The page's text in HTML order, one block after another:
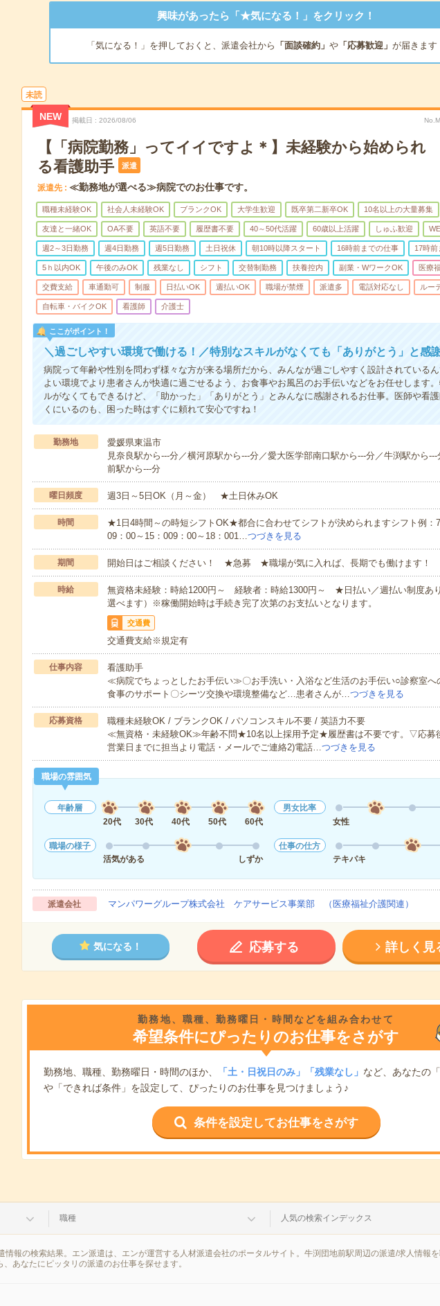
興味があったら「★気になる！」をクリック！
「気になる！」を押しておくと、派遣会社から 「面談確約」 や「応募歓迎」 が届きます
未読
NEW 掲載日 2026/08/06
【「病院勤務」ってイイですよ＊】未経験から始められ
る看護助手
派遣
派遣先 ≪勤務地が選べる≫病院でのお仕事です。
職種未経験OK 社会人未経験OK ブランクOK 大学生歓迎 既卒第二新卒OK 10名以上の大量募集
友達と一緒OK OA不要 英語不要 履歴書不要 40～50代活躍 60歳以上活躍 しゅふ歓迎
週2～3日勤務 週4日勤務 週5日勤務 土日祝休 朝10時以降スタート 16時前までの仕事 17時前
5ｈ以内OK 午後のみOK 残業なし シフト 交替制勤務 扶養控内 副業・WワークOK 医療
交費支給 車通勤可 制服 日払いOK 週払いOK 職場が禁煙 派遣多 電話対応なし ルー
自転車・バイクOK 看護師 介護士
ここがポイント！
＼過ごしやすい環境で働ける！／特別なスキルがなくても「ありがとう」と感
病院って年齢や性別を問わず様々な方が来る場所だから、みんなが過ごしやすく設計されている
よい環境でより患者さんが快適に過ごせるよう、お食事やお風呂のお手伝いなどをお任せします
ルがなくてもできるけど、「助かった」「ありがとう」とみんなに感謝されるお仕事。医師や看
くにいるのも、困った時はすぐに頼れて安心ですね！
勤務地
愛媛県東温市
見奈良駅から---分／横河原駅から---分／愛大医学部南口駅から---分／牛渕駅から
前駅から---分
曜日頻度 週3日～5日OK（月～金） ★土日休みOK
時間
★1日4時間～の時短シフトOK★都合に合わせてシフトが決められますシフト例：
09：00～15：009：00～18：001…つづきを見る
期間 開始日はご相談ください！ ★急募 ★職場が気に入れば、長期でも働けます！
時給
無資格未経験：時給1200円～ 経験者：時給1300円～ ★日払い／週払い制度あ
選べます）※稼働開始時は手続き完了次第のお支払いとなります。
交通費
交通費支給※規定有
仕事内容
看護助手
≪病院でちょっとしたお手伝い≫〇お手洗い・入浴など生活のお手伝い○診察室へ
食事のサポート〇シーツ交換や環境整備など…患者さんが…つづきを見る
応募資格
職種未経験OK / ブランクOK / パソコンスキル不要 / 英語力不要
≪無資格・未経験OK≫年齢不問★10名以上採用予定★履歴書は不要です。▽応募
営業日までに担当より電話・メールでご連絡2)電話…つづきを見る
職場の雰囲気
年齢層
20代
30代 40代 50代 60代
男女比率
女性
職場の様子
活気がある
しずか
仕事の仕方
テキパキ
派遣会社 マンパワーグループ株式会社 ケアサービス事業部 （医療福祉介護関連）
気になる！ 応募する 詳しく見
勤務地、職種、勤務曜日・時間などを組み合わせて
希望条件にぴったりのお仕事をさがす
勤務地、職種、勤務曜日・時間のほか、 「土・日祝日のみ」「残業なし」 など、あなたの
や「できれば条件」を設定して、ぴったりのお仕事を見つけましょう♪
条件を設定してお仕事をさがす
職種 人気の検索インデックス
報の検索結果。エン派遣は、エンが運営する人材派遣会社のポータルサイト。牛渕団地前駅周辺の派遣/求人情報
あなたにピッタリの派遣のお仕事を探せます。